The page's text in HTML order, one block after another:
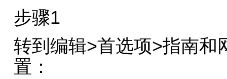
步骤1
转到编辑>首选项>指南和
置：